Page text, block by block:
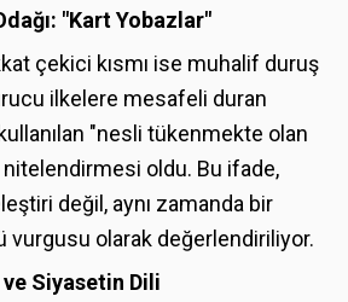
"Kart Yobazlar"
çekici kısmı ise muhalif duruş
ilkelere mesafeli duran
"nesli tükenmekte olan
oldu. Bu ifade,
değil, aynı zamanda bir
vurgusu olarak değerlendiriliyor.
Siyasetin Dili